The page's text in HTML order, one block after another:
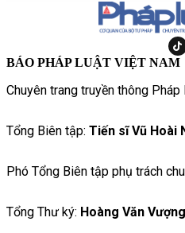
BÁO PHÁP LUẬT VIỆT NAM
Chuyên trang truyền thông
Tổng Biên tập: Tiến sĩ Vũ Hoài
Phó Tổng Biên tập phụ trách
Tổng Thư ký: Hoàng Văn Vượng